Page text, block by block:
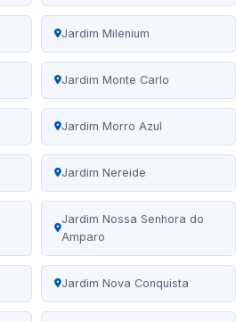
Jardim Milenium
Jardim Monte Carlo
Jardim Morro Azul
Jardim Nereide
Jardim Nossa Senhora do
Amparo
Jardim Nova Conquista